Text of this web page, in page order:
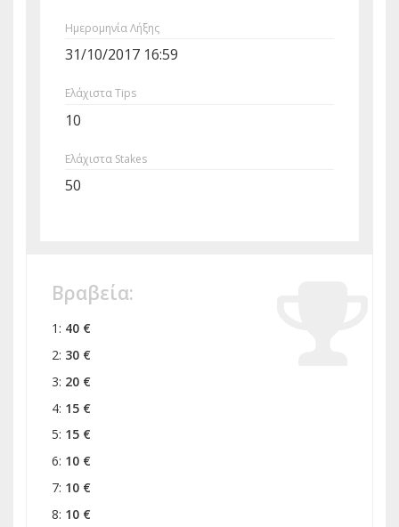
Ημερομηνία Λήξης
31/10/2017 16:59
Ελάχιστα Tips
10
Ελάχιστα Stakes
50
Βραβεία:
1: 40 €
2: 30 €
3: 20 €
4: 15 €
5: 15 €
6: 10 €
7: 10 €
8: 10 €